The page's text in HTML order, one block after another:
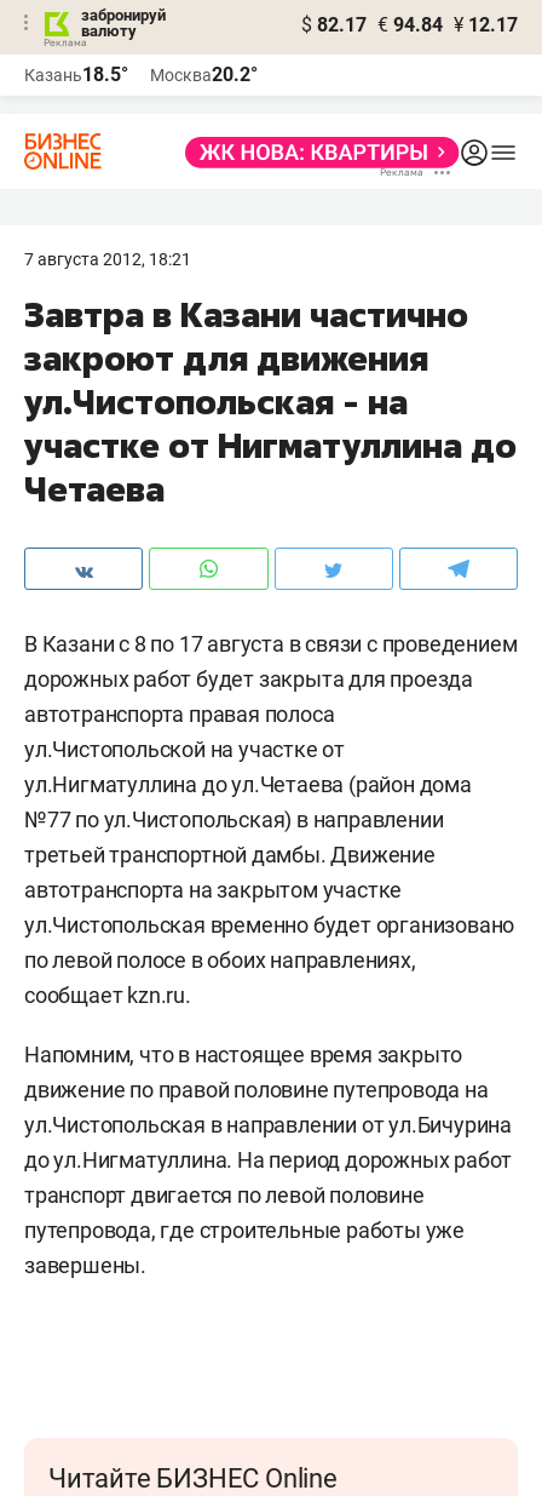
забронируй
валюту
$ 82.17 € 94.84 ¥ 12.17
Казань18.5° Москва20.2°
7 августа 2012, 18:21
Завтра в Казани частично
закроют для движения
ул.Чистопольская - на
участке от Нигматуллина до
Четаева
В Казани с 8 по 17 августа в связи с проведением
дорожных работ будет закрыта для проезда
автотранспорта правая полоса
ул.Чистопольской на участке от
ул.Нигматуллина до ул.Четаева (район дома
№77 по ул.Чистопольская) в направлении
третьей транспортной дамбы. Движение
автотранспорта на закрытом участке
ул.Чистопольская временно будет организовано
по левой полосе в обоих направлениях,
сообщает kzn.ru.
Напомним, что в настоящее время закрыто
движение по правой половине путепровода на
ул.Чистопольская в направлении от ул.Бичурина
до ул.Нигматуллина. На период дорожных работ
транспорт двигается по левой половине
путепровода, где строительные работы уже
завершены.
Читайте БИЗНЕС Online